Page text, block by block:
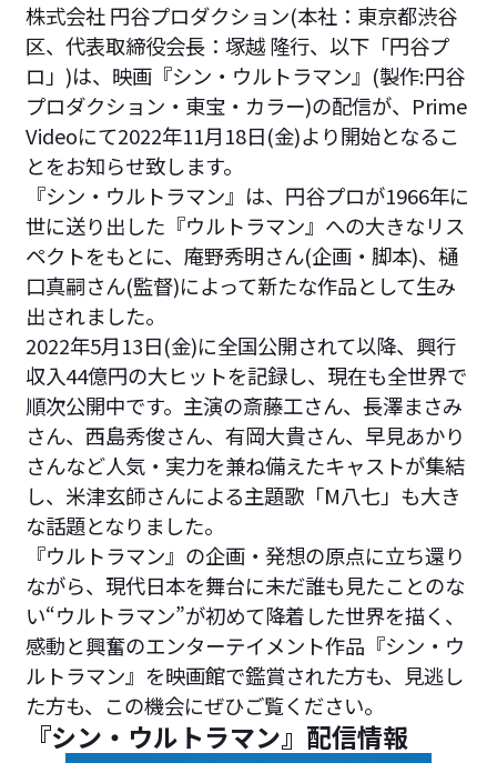
株式会社 円谷プロダクション(本社：東京都渋谷
区、代表取締役会長：塚越 隆行、以下「円谷プ
ロ」)は、映画『シン・ウルトラマン』(製作:円谷
プロダクション・東宝・カラー)の配信が、Prime
Videoにて2022年11月18日(金)より開始となるこ
とをお知らせ致します。
『シン・ウルトラマン』は、円谷プロが1966年に
世に送り出した『ウルトラマン』への大きなリス
ペクトをもとに、庵野秀明さん(企画・脚本)、樋
口真嗣さん(監督)によって新たな作品として生み
出されました。
2022年5月13日(金)に全国公開されて以降、興行
収入44億円の大ヒットを記録し、現在も全世界で
順次公開中です。主演の斎藤工さん、長澤まさみ
さん、西島秀俊さん、有岡大貴さん、早見あかり
さんなど人気・実力を兼ね備えたキャストが集結
し、米津玄師さんによる主題歌「M八七」も大き
な話題となりました。
『ウルトラマン』の企画・発想の原点に立ち還り
ながら、現代日本を舞台に未だ誰も見たことのな
い“ウルトラマン”が初めて降着した世界を描く、
感動と興奮のエンターテイメント作品『シン・ウ
ルトラマン』を映画館で鑑賞された方も、見逃し
た方も、この機会にぜひご覧ください。
『シン・ウルトラマン』配信情報